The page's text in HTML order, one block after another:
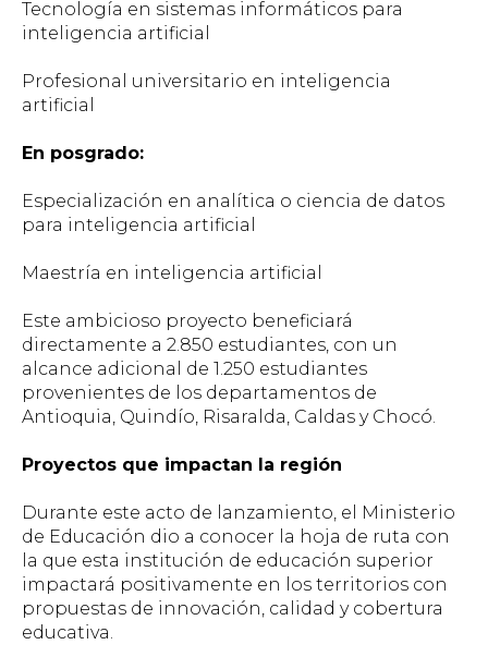
Tecnología en sistemas informáticos para
inteligencia artificial
Profesional universitario en inteligencia
artificial
En posgrado:
Especialización en analítica o ciencia de datos
para inteligencia artificial
Maestría en inteligencia artificial
Este ambicioso proyecto beneficiará
directamente a 2.850 estudiantes, con un
alcance adicional de 1.250 estudiantes
provenientes de los departamentos de
Antioquia, Quindío, Risaralda, Caldas y Chocó.
Proyectos que impactan la región
Durante este acto de lanzamiento, el Ministerio
de Educación dio a conocer la hoja de ruta con
la que esta institución de educación superior
impactará positivamente en los territorios con
propuestas de innovación, calidad y cobertura
educativa.